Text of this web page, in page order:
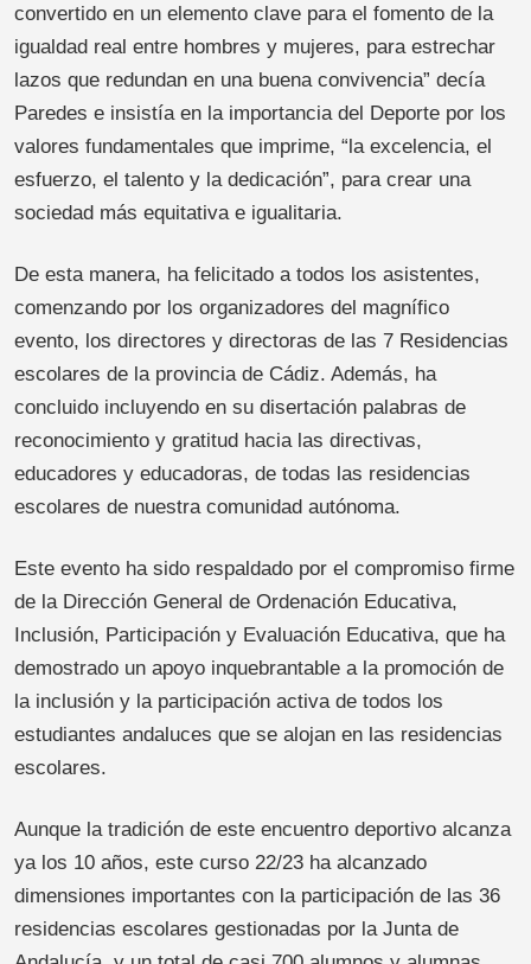
convertido en un elemento clave para el fomento de la
igualdad real entre hombres y mujeres, para estrechar
lazos que redundan en una buena convivencia” decía
Paredes e insistía en la importancia del Deporte por los
valores fundamentales que imprime, “la excelencia, el
esfuerzo, el talento y la dedicación”, para crear una
sociedad más equitativa e igualitaria.
De esta manera, ha felicitado a todos los asistentes,
comenzando por los organizadores del magnífico
evento, los directores y directoras de las 7 Residencias
escolares de la provincia de Cádiz. Además, ha
concluido incluyendo en su disertación palabras de
reconocimiento y gratitud hacia las directivas,
educadores y educadoras, de todas las residencias
escolares de nuestra comunidad autónoma.
Este evento ha sido respaldado por el compromiso firme
de la Dirección General de Ordenación Educativa,
Inclusión, Participación y Evaluación Educativa, que ha
demostrado un apoyo inquebrantable a la promoción de
la inclusión y la participación activa de todos los
estudiantes andaluces que se alojan en las residencias
escolares.
Aunque la tradición de este encuentro deportivo alcanza
ya los 10 años, este curso 22/23 ha alcanzado
dimensiones importantes con la participación de las 36
residencias escolares gestionadas por la Junta de